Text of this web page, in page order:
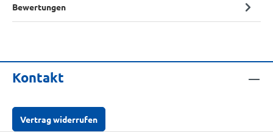
Bewertungen
Kontakt
Vertrag widerrufen